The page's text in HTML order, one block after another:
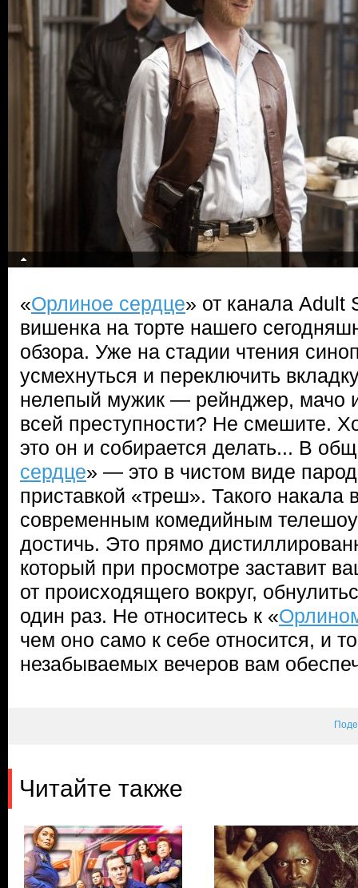
«Орлиное сердце» от канала
вишенка на торте нашего
обзора. Уже на стадии чтения
усмехнуться и переключить
нелепый мужик — рейнджер, мачо
всей преступности? Не смешите.
это он и собирается делать... В
сердце» — это в чистом виде
приставкой «треш». Такого накала
современным комедийным телешоу
достичь. Это прямо
который при просмотре заставит
от происходящего вокруг,
один раз. Не относитесь к «
чем оно само к себе относится, и
незабываемых вечеров вам
Читайте также